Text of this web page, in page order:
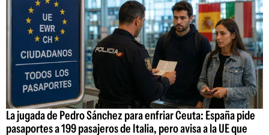
La jugada de Pedro Sánchez para enfriar Ceuta: España pide
pasaportes a 199 pasajeros de Italia, pero avisa a la UE que